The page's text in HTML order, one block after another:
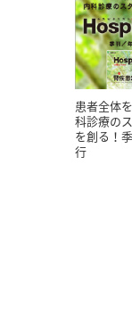
患者全体
科診療の
を創る！
行